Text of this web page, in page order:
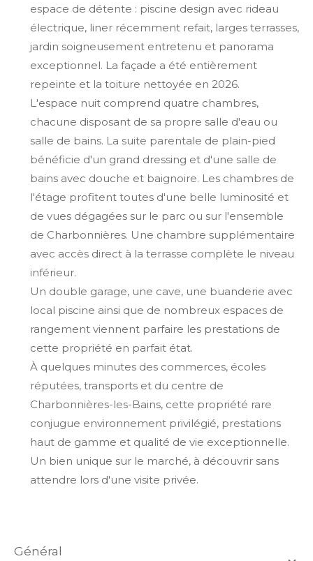
espace de détente : piscine design avec rideau
électrique, liner récemment refait, larges terrasses,
jardin soigneusement entretenu et panorama
exceptionnel. La façade a été entièrement
repeinte et la toiture nettoyée en 2026.
L'espace nuit comprend quatre chambres,
chacune disposant de sa propre salle d'eau ou
salle de bains. La suite parentale de plain-pied
bénéficie d'un grand dressing et d'une salle de
bains avec douche et baignoire. Les chambres de
l'étage profitent toutes d'une belle luminosité et
de vues dégagées sur le parc ou sur l'ensemble
de Charbonnières. Une chambre supplémentaire
avec accès direct à la terrasse complète le niveau
inférieur.
Un double garage, une cave, une buanderie avec
local piscine ainsi que de nombreux espaces de
rangement viennent parfaire les prestations de
cette propriété en parfait état.
À quelques minutes des commerces, écoles
réputées, transports et du centre de
Charbonnières-les-Bains, cette propriété rare
conjugue environnement privilégié, prestations
haut de gamme et qualité de vie exceptionnelle.
Un bien unique sur le marché, à découvrir sans
attendre lors d'une visite privée.
général